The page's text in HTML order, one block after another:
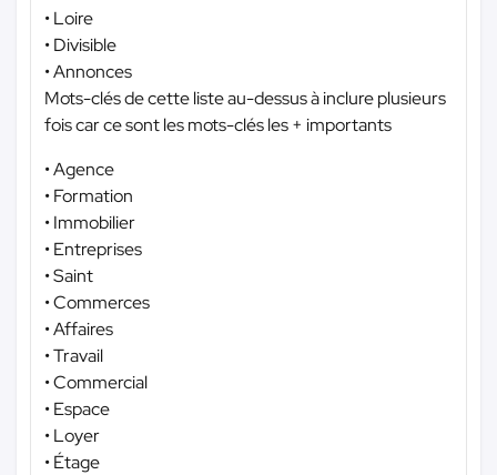
• Loire
• Divisible
• Annonces
Mots-clés de cette liste au-dessus à inclure plusieurs
fois car ce sont les mots-clés les + importants
• Agence
• Formation
• Immobilier
• Entreprises
• Saint
• Commerces
• Affaires
• Travail
• Commercial
• Espace
• Loyer
• Étage